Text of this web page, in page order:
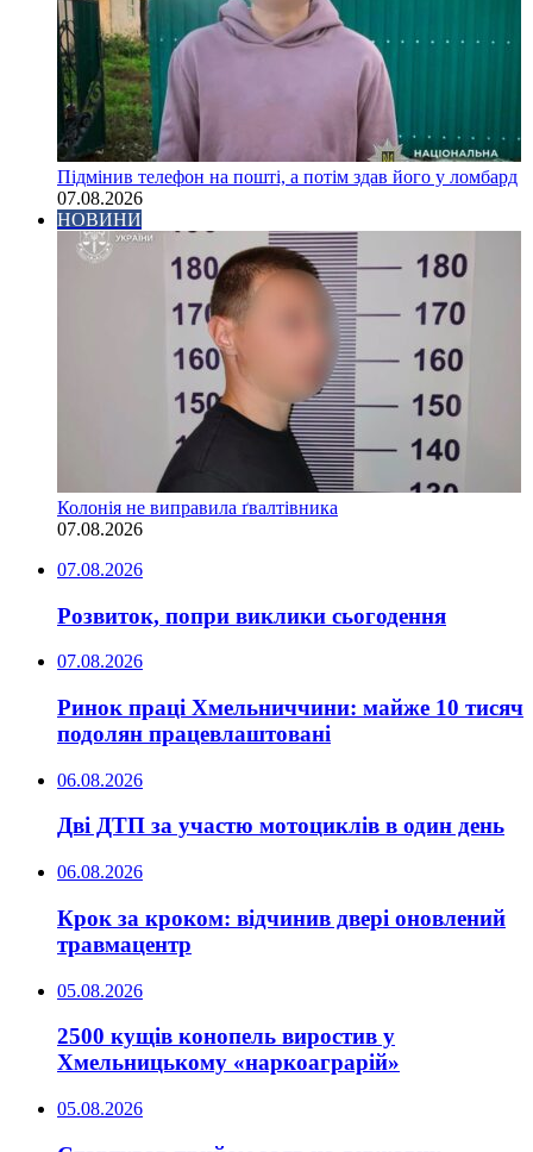
Підмінив телефон на пошті, а потім здав його у ломбард
07.08.2026
НОВИНИ
Колонія не виправила ґвалтівника
07.08.2026
07.08.2026
Розвиток, попри виклики сьогодення
07.08.2026
Ринок праці Хмельниччини: майже 10 тисяч
подолян працевлаштовані
06.08.2026
Дві ДТП за участю мотоциклів в один день
06.08.2026
Крок за кроком: відчинив двері оновлений
травмацентр
05.08.2026
2500 кущів конопель виростив у
Хмельницькому «наркоаграрій»
05.08.2026